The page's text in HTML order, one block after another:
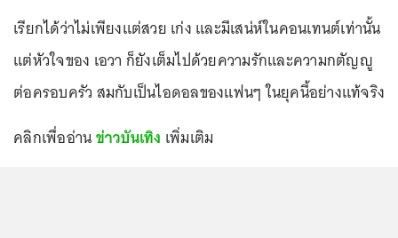
เรียกได้ว่าไม่เพียงแต่สวย เก่ง และมีเสน่ห์ในคอนเทนต์เท่านั้น
แต่หัวใจของ เอวา ก็ยังเต็มไปด้วยความรักและความกตัญญู
ต่อครอบครัว สมกับเป็นไอดอลของแฟนๆ ในยุคนี้อย่างแท้จริง
คลิกเพื่ออ่านข่าวบันเทิง เพิ่มเติม